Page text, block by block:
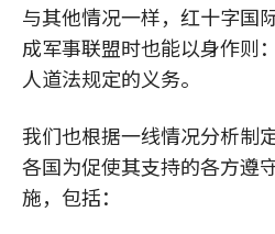
与其他情况一样，红十字国
成军事联盟时也能以身作则
人道法规定的义务。
我们也根据一线情况分析制
各国为促使其支持的各方遵
施，包括：